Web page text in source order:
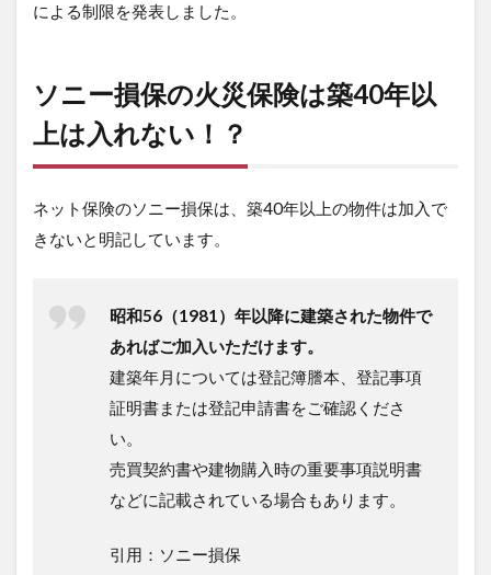
による制限を発表しました。
ソニー損保の火災保険は築40年以
上は入れない！？
ネット保険のソニー損保は、築40年以上の物件は加入で
きないと明記しています。
昭和56（1981）年以降に建築された物件で
あればご加入いただけます。
建築年月については登記簿謄本、登記事項
証明書または登記申請書をご確認くださ
い。
売買契約書や建物購入時の重要事項説明書
などに記載されている場合もあります。
引用：ソニー損保